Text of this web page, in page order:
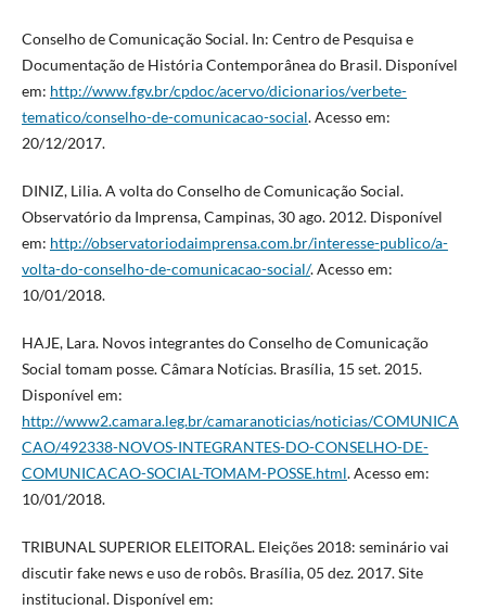
Conselho de Comunicação Social. In: Centro de Pesquisa e
Documentação de História Contemporânea do Brasil. Disponível
em: http://www.fgv.br/cpdoc/acervo/dicionarios/verbete-
tematico/conselho-de-comunicacao-social. Acesso em:
20/12/2017.
DINIZ, Lilia. A volta do Conselho de Comunicação Social.
Observatório da Imprensa, Campinas, 30 ago. 2012. Disponível
em: http://observatoriodaimprensa.com.br/interesse-publico/a-
volta-do-conselho-de-comunicacao-social/. Acesso em:
10/01/2018.
HAJE, Lara. Novos integrantes do Conselho de Comunicação
Social tomam posse. Câmara Notícias. Brasília, 15 set. 2015.
Disponível em:
http://www2.camara.leg.br/camaranoticias/noticias/COMUNICA
CAO/492338-NOVOS-INTEGRANTES-DO-CONSELHO-DE-
COMUNICACAO-SOCIAL-TOMAM-POSSE.html. Acesso em:
10/01/2018.
TRIBUNAL SUPERIOR ELEITORAL. Eleições 2018: seminário vai
discutir fake news e uso de robôs. Brasília, 05 dez. 2017. Site
institucional. Disponível em: